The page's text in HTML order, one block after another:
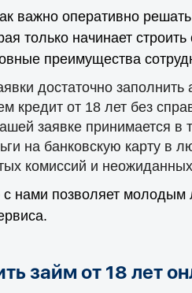
важно оперативно
только начинает
преимущества
достаточно заполнить
кредит от 18 лет без
заявке принимается в
на банковскую карту в
комиссий и
с нами позволяет
займ от 18 лет